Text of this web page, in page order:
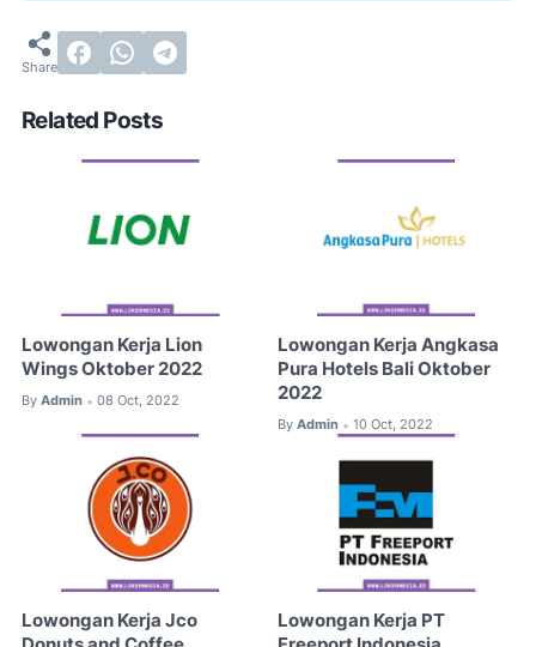
Related Posts
Lowongan Kerja Lion
Wings Oktober 2022
By Admin • 08 Oct, 2022
Lowongan Kerja Angkasa
Pura Hotels Bali Oktober
2022
By Admin • 10 Oct, 2022
Lowongan Kerja Jco
Lowongan Kerja PT